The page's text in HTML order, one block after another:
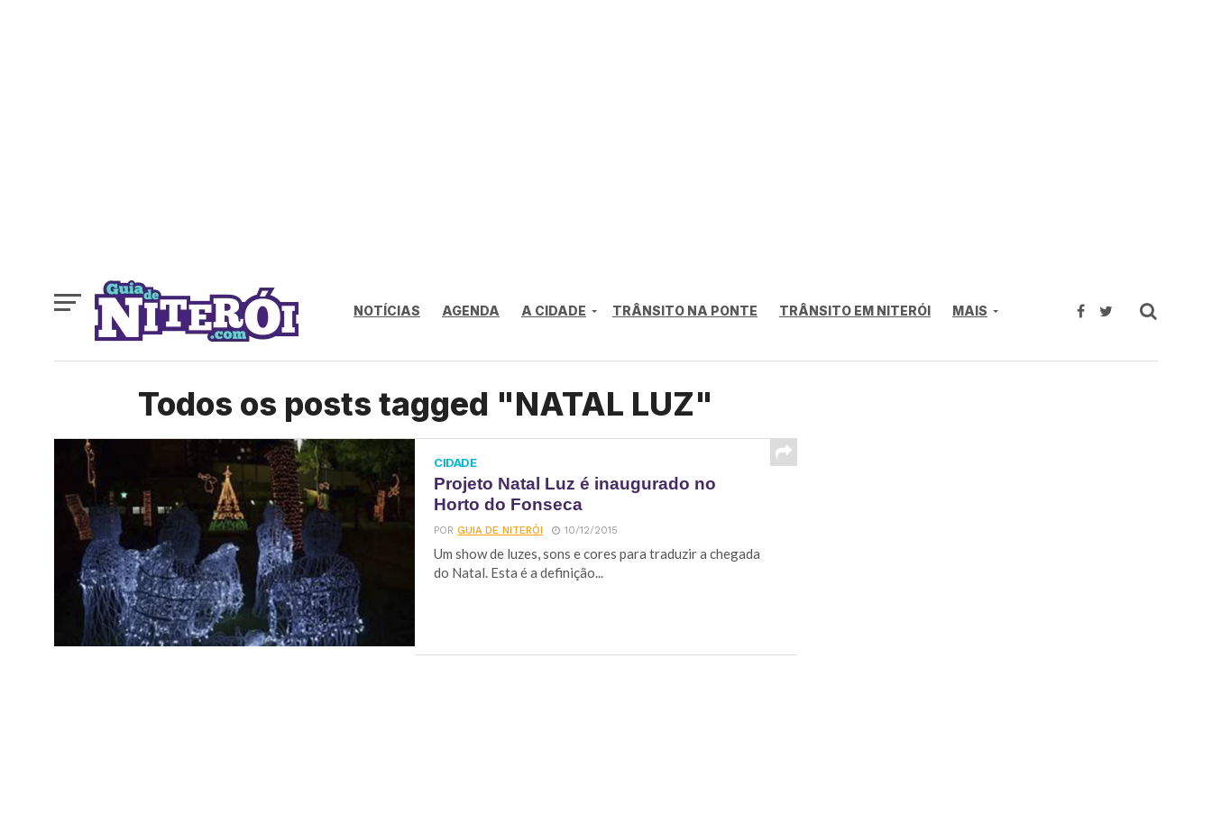
NOTÍCIAS AGENDA A CIDADE TRÂNSITO NA PONTE TRÂNSITO EM NITERÓI MAIS
Todos os posts tagged "NATAL LUZ"
CIDADE
Projeto Natal Luz é inaugurado no
Horto do Fonseca
PORGUIA DE NITERÓI 10/12/2015
Um show de luzes, sons e cores para traduzir a chegada
do Natal. Esta é a definição...